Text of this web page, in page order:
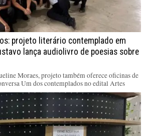
projeto literário contemplado em
lança audiolivro de poesias sobre
Moraes, projeto também oferece oficinas de
Um dos contemplados no edital Artes